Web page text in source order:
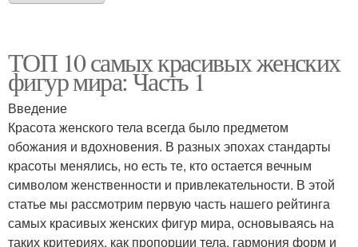
ТОП 10 самых красивых женских
фигур мира: Часть 1
Введение
Красота женского тела всегда было предметом
обожания и вдохновения. В разных эпохах стандарты
красоты менялись, но есть те, кто остается вечным
символом женственности и привлекательности. В этой
статье мы рассмотрим первую часть нашего рейтинга
самых красивых женских фигур мира, основываясь на
таких критериях, как пропорции тела, гармония форм и